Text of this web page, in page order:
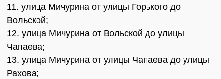
11. улица Мичурина от улицы Горького до
Вольской;
12. улица Мичурина от Вольской до улицы
Чапаева;
13. улица Мичурина от улицы Чапаева до улицы
Рахова;